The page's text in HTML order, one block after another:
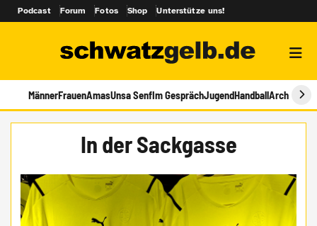
Podcast Forum Fotos Shop Unterstütze uns!
MännerFrauenAmasUnsa SenfIm GesprächJugendHandballArchiv
In der Sackgasse